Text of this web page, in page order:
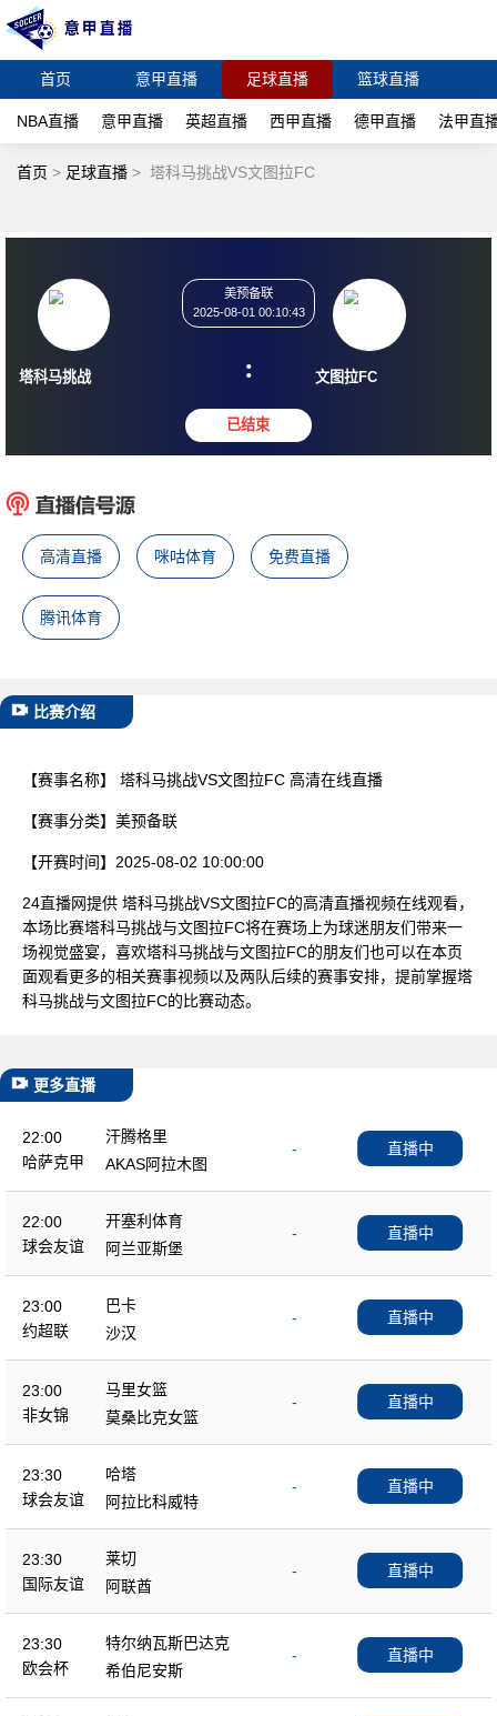
首页 意甲直播 足球直播 篮球直播
NBA直播 意甲直播 英超直播 西甲直播 德甲直播 法甲直
首页 > 足球直播 > 塔科马挑战VS文图拉FC
塔科马挑战
2025-08-01 00:10:43
: 文图拉FC
高清直播 咪咕体育 免费直播
腾讯体育
比赛介绍
【赛事名称】 塔科马挑战VS文图拉FC 高清在线直播
【赛事分类】 美预备联
【开赛时间】 2025-08-02 10:00:00
24直播网提供 塔科马挑战VS文图拉FC的高清直播视频在线观看，
本场比赛塔科马挑战与文图拉FC将在赛场上为球迷朋友们带来一
场视觉盛宴，喜欢塔科马挑战与文图拉FC的朋友们也可以在本页
面观看更多的相关赛事视频以及两队后续的赛事安排，提前掌握塔
科马挑战与文图拉FC的比赛动态。
更多直播
22:00
哈萨克甲
汗腾格里
-
AKAS阿拉木图
直播中
22:00
球会友谊
开塞利体育
-
阿兰亚斯堡
直播中
23:00
约超联
巴卡
-
沙汉
直播中
23:00
非女锦
马里女篮
-
莫桑比克女篮
直播中
23:30
球会友谊
哈塔
-
阿拉比科威特
直播中
23:30
国际友谊
莱切
-
阿联酋
直播中
23:30
欧会杯
特尔纳瓦斯巴达克
-
希伯尼安斯
直播中